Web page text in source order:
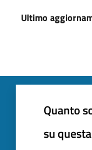
Ultimo
Quanto
su